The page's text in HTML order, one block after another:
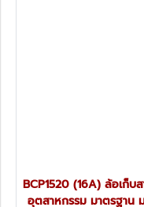
BCP1520 (16A) ล้อเก็บ
อุตสาหกรรม มาตรฐาน